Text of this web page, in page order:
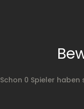
Schon 0 Spieler